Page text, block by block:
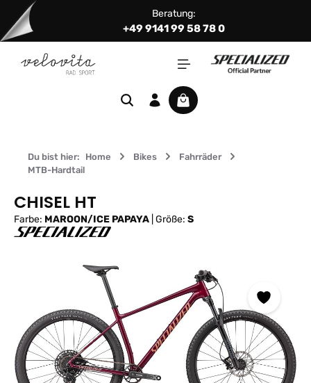
Zum Hauptinhalt springen Beratung:
+49 9141 99 58 78 0
Warenkorb enthält 0
Du bist hier: Home Bikes
Fahrräder
MTB-Hardtail
CHISEL HT
Farbe: MAROON/ICE PAPAYA Größe: S
Bildergalerie überspringen